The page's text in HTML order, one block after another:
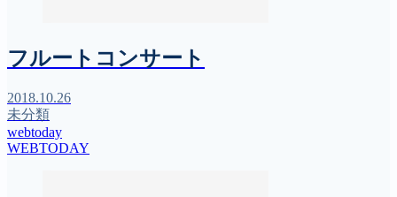
フルートコンサート
2018.10.26
未分類
webtoday
WEBTODAY